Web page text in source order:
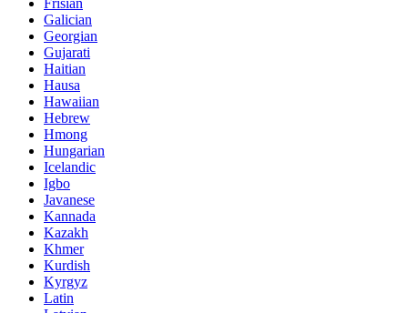
Frisian
Galician
Georgian
Gujarati
Haitian
Hausa
Hawaiian
Hebrew
Hmong
Hungarian
Icelandic
Igbo
Javanese
Kannada
Kazakh
Khmer
Kurdish
Kyrgyz
Latin